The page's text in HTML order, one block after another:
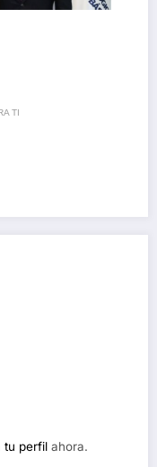
TI
tu perfil ahora.